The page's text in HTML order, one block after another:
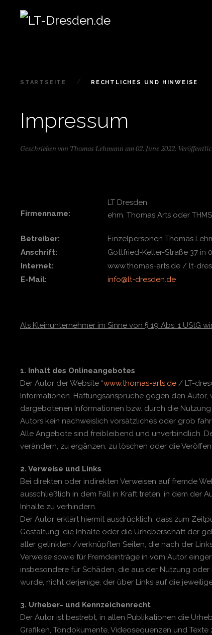
STARTSEITE RECHTLICHES UND HINWEISE
Impressum
Geschrieben von Thomas Lehmann am 02. June 2022.
Firmenname:
LT Dresden
ehm. Thomas Arts oder
Betreiber:
Einzelpersonen Thomas
Anschrift:
Gottfried-Keller-Straße 37 in
Internet:
www.thomas-arts.de / lt-
E-Mail:
info@lt-dresden.de
Als Kleinunternehmer im Sinne von § 19 Abs. 1 UStG
1. Inhalt des Onlineangebotes
Der Autor der Website “www.thomas-arts.de / LT-
Informationen. Haftungsansprüche gegen den
dargebotenen Informationen bzw. durch die
Autors kein nachweislich vorsätzliches oder grob
Alle Angebote sind freibleibend und unverbindlich.
verändern, zu ergänzen, zu löschen oder die
2. Verweise und Links
Bei direkten oder indirekten Verweisen auf fremde
ausschließlich in dem Fall in Kraft treten, in dem der
Inhalte zu verhindern.
Der Autor erklärt hiermit ausdrücklich, dass zum
Gestaltung, die Inhalte oder die Urheberschaft der
aller gelinkten /verknüpften Seiten, die nach der
Verweise sowie für Fremdeinträge in vom Autor
insbesondere für Schäden, die aus der Nutzung
wurde, nicht derjenige, der über Links auf die
3. Urheber- und Kennzeichenrecht
Der Autor ist bestrebt, in allen Publikationen die
Grafiken, Tondokumente, Videosequenzen und